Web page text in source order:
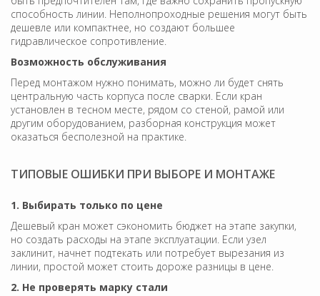
способность линии. Неполнопроходные решения могут быть
дешевле или компактнее, но создают большее
гидравлическое сопротивление.
Возможность обслуживания
Перед монтажом нужно понимать, можно ли будет снять
центральную часть корпуса после сварки. Если кран
установлен в тесном месте, рядом со стеной, рамой или
другим оборудованием, разборная конструкция может
оказаться бесполезной на практике.
ТИПОВЫЕ ОШИБКИ ПРИ ВЫБОРЕ И МОНТАЖЕ
1. Выбирать только по цене
Дешевый кран может сэкономить бюджет на этапе закупки,
но создать расходы на этапе эксплуатации. Если узел
заклинит, начнет подтекать или потребует вырезания из
линии, простой может стоить дороже разницы в цене.
2. Не проверять марку стали